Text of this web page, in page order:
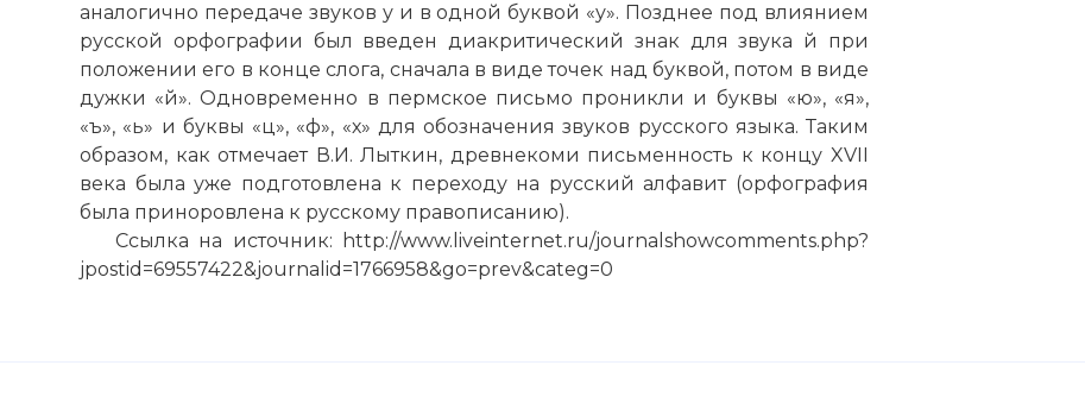
аналогично передаче звуков у и в одной буквой «у». Позднее под влиянием
русской орфографии был введен диакритический знак для звука й при
положении его в конце слога, сначала в виде точек над буквой, потом в виде
дужки «й». Одновременно в пермское письмо проникли и буквы «ю», «я»,
«ъ», «ь» и буквы «ц», «ф», «х» для обозначения звуков русского языка. Таким
образом, как отмечает В.И. Лыткин, древнекоми письменность к концу XVII
века была уже подготовлена к переходу на русский алфавит (орфография
была приноровлена к русскому правописанию).
Ссылка на источник: http://www.liveinternet.ru/journalshowcomments.php?
jpostid=69557422&journalid=1766958&go=prev&categ=0